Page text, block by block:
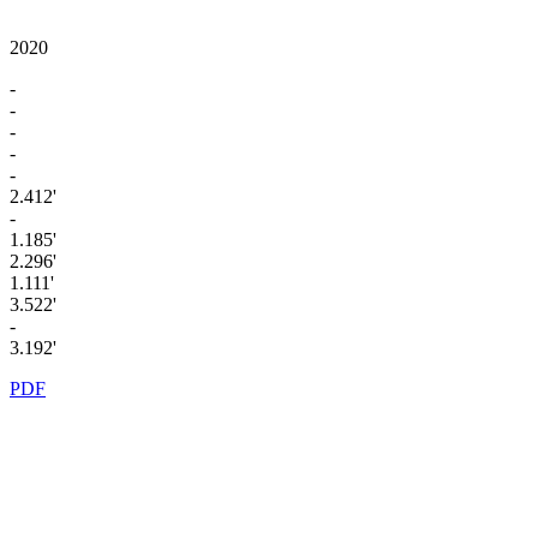
2020
-
-
-
-
-
2.412'
-
1.185'
2.296'
1.111'
3.522'
-
3.192'
PDF